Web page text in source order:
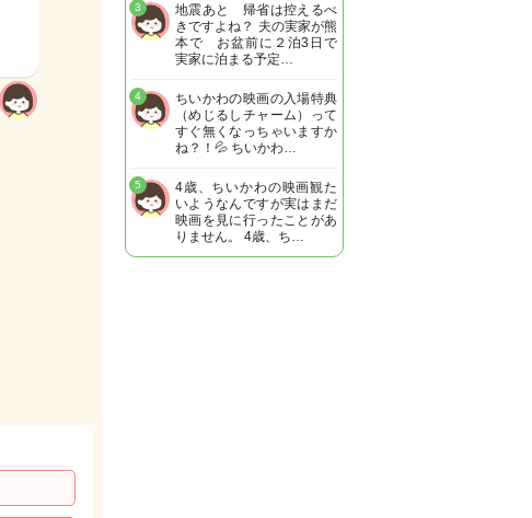
地震あと 帰省は控えるべ
きですよね？ 夫の実家が熊
本で お盆前に２泊3日で
実家に泊まる予定…
3
ちいかわの映画の入場特典
（めじるしチャーム）って
すぐ無くなっちゃいますか
ね？！💦 ちいかわ…
4
4歳、ちいかわの映画観た
いようなんですが実はまだ
映画を見に行ったことがあ
りません。 4歳、ち…
5